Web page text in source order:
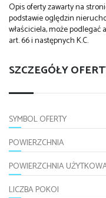
Opis oferty zawarty na
podstawie oględzin
właściciela, może
art. 66 i następnych K.C.
SZCZEGÓŁY
SYMBOL OFERTY
POWIERZCHNIA
POWIERZCHNIA
LICZBA POKOI